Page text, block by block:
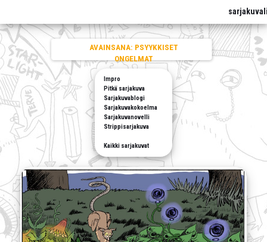
AVAINSANA: PSYYKKISET
ONGELMAT
Impro
Pitkä sarjakuva
Sarjakuvablogi
Sarjakuvakokoelma
Sarjakuvanovelli
Strippisarjakuva
Kaikki sarjakuvat